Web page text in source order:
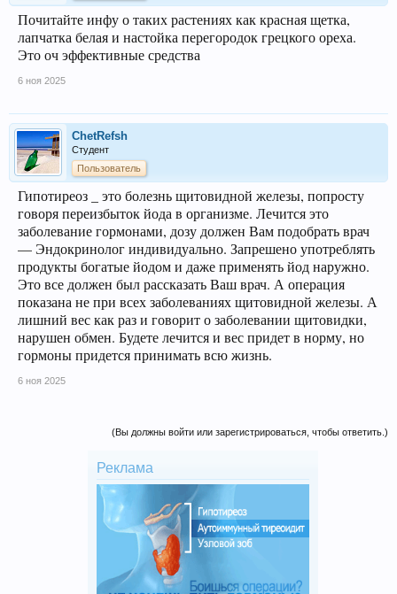
Почитайте инфу о таких растениях как красная щетка,
лапчатка белая и настойка перегородок грецкого ореха.
Это оч эффективные средства
6 ноя 2025
ChetRefsh
Студент
Пользователь
Гипотиреоз _ это болезнь щитовидной железы, попросту
говоря переизбыток йода в организме. Лечится это
заболевание гормонами, дозу должен Вам подобрать врач
— Эндокринолог индивидуально. Запрешено употреблять
продукты богатые йодом и даже применять йод наружно.
Это все должен был рассказать Ваш врач. А операция
показана не при всех заболеваниях щитовидной железы. А
лишний вес как раз и говорит о заболевании щитовидки,
нарушен обмен. Будете лечится и вес придет в норму, но
гормоны придется принимать всю жизнь.
6 ноя 2025
(Вы должны войти или зарегистрироваться, чтобы ответить.)
Реклама